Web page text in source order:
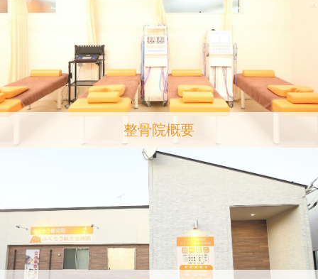
整骨院概要